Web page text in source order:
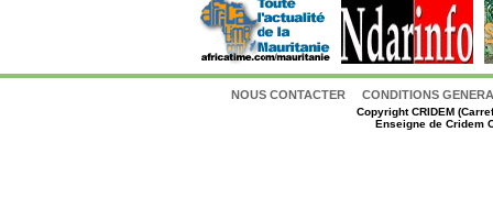
NOUS CONTACTER CONDITIONS
CopyrightCRIDEM
Enseigne de Cridem